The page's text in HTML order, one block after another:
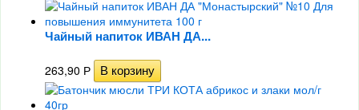
Чайный напиток ИВАН ДА...
263,90 Р